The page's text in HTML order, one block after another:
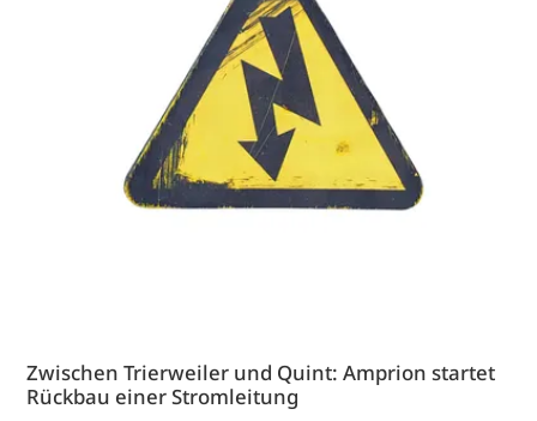
Zwischen Trierweiler und Quint: Amprion startet
Rückbau einer Stromleitung